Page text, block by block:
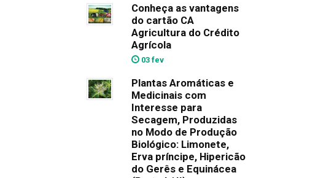
Conheça as vantagens
do cartão CA
Agricultura do Crédito
Agrícola
03 fev
Plantas Aromáticas e
Medicinais com
Interesse para
Secagem, Produzidas
no Modo de Produção
Biológico: Limonete,
Erva príncipe, Hipericão
do Gerês e Equinácea